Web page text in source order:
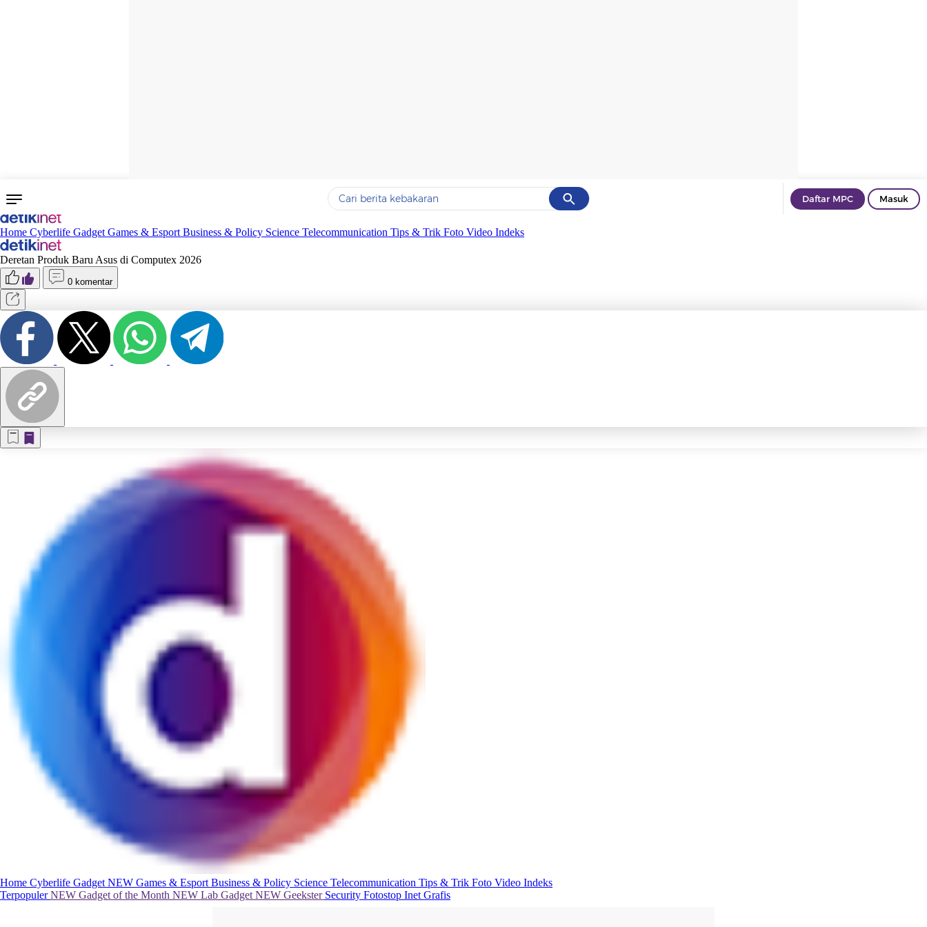
Cancel
Yang sedang ramai dicari
Terakhir yang dicari
Daftar MPC Masuk
Home Cyberlife Gadget Games & Esport Business & Policy Science Telecommunication Tips & Trik Foto Video Indeks
Deretan Produk Baru Asus di Computex 2026
0 komentar
Home Cyberlife Gadget NEW Games & Esport Business & Policy Science Telecommunication Tips & Trik Foto Video Indeks
TerpopulerNEW Gadget of the Month NEW Lab Gadget NEW Geekster Security Fotostop Inet Grafis